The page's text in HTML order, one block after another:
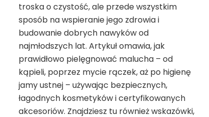
troska o czystość, ale przede wszystkim
sposób na wspieranie jego zdrowia i
budowanie dobrych nawyków od
najmłodszych lat. Artykuł omawia, jak
prawidłowo pielęgnować malucha – od
kąpieli, poprzez mycie rączek, aż po higienę
jamy ustnej – używając bezpiecznych,
łagodnych kosmetyków i certyfikowanych
akcesoriów. Znajdziesz tu również wskazówki,